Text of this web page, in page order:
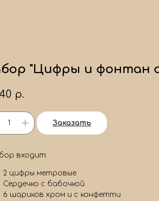
"Цифры и фонтан
р.
Заказать
входит:
2 цифры метровые
Сердечко с бабочкой
6 шариков хром и с конфетти